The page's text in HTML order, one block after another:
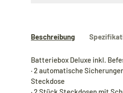
Beschreibung
Batteriebox Deluxe inkl.
· 2 automatische
Steckdose